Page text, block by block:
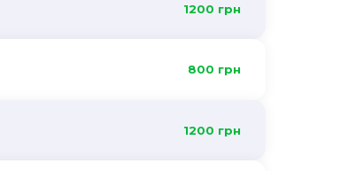
1200 грн
800 грн
1200 грн